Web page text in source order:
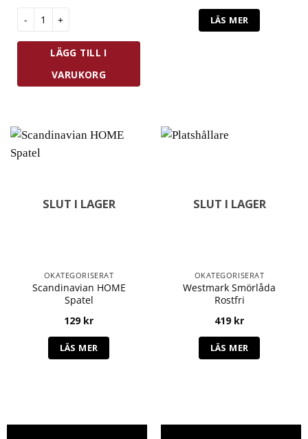
Zwilling Fresh & Save Vakuumpåsar L 49x30cm 3st mängd
LÄGG TILL I
VARUKORG
LÄS MER
SLUT I LAGER
OKATEGORISERAT
Scandinavian HOME
Spatel
129 kr
LÄS MER
SLUT I LAGER
OKATEGORISERAT
Westmark Smörlåda
Rostfri
419 kr
LÄS MER